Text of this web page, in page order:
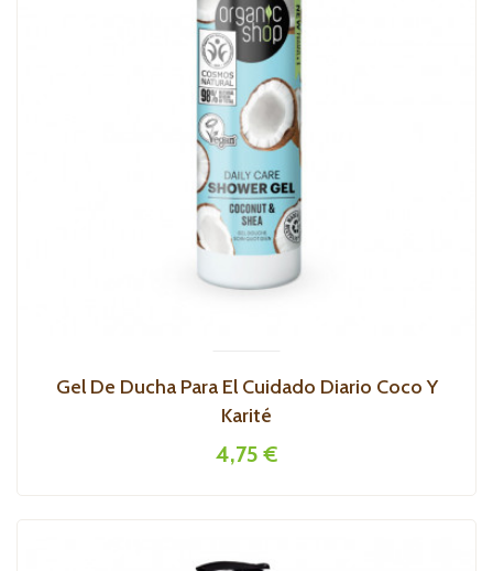
Gel De Ducha Para El Cuidado Diario Coco Y
Karité
4,75 €